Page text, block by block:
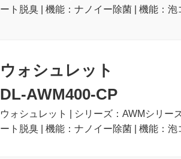
ート脱臭 | 機能：ナノイー除菌 | 機能：
ウォシュレット
DL-AWM400-CP
ウォシュレット | シリーズ：AWMシリー
ート脱臭 | 機能：ナノイー除菌 | 機能：